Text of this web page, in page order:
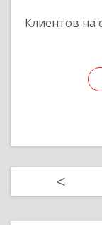
Клиентов на
<